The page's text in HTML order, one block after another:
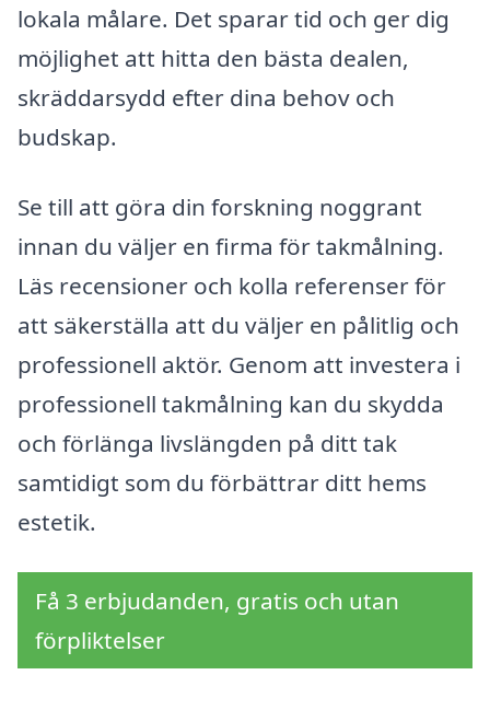
lokala målare. Det sparar tid och ger dig
möjlighet att hitta den bästa dealen,
skräddarsydd efter dina behov och
budskap.
Se till att göra din forskning noggrant
innan du väljer en firma för takmålning.
Läs recensioner och kolla referenser för
att säkerställa att du väljer en pålitlig och
professionell aktör. Genom att investera i
professionell takmålning kan du skydda
och förlänga livslängden på ditt tak
samtidigt som du förbättrar ditt hems
estetik.
Få 3 erbjudanden, gratis och utan
förpliktelser